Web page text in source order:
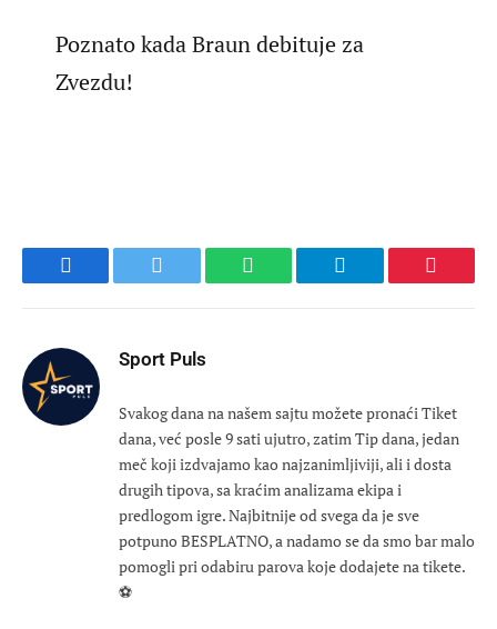
Poznato kada Braun debituje za
Zvezdu!
Facebook Twitter WhatsApp Telegram
Sport Puls
Svakog dana na našem sajtu možete pronaći Tiket
dana, već posle 9 sati ujutro, zatim Tip dana, jedan
meč koji izdvajamo kao najzanimljiviji, ali i dosta
drugih tipova, sa kraćim analizama ekipa i
predlogom igre. Najbitnije od svega da je sve
potpuno BESPLATNO, a nadamo se da smo bar malo
pomogli pri odabiru parova koje dodajete na tikete.
⚽